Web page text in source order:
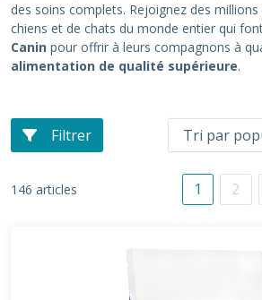
des soins complets. Rejoignez des
chiens et de chats du monde entier qui
Canin pour offrir à leurs compagnons à
alimentation de qualité supérieure.
Filtrer
146 articles 1 2